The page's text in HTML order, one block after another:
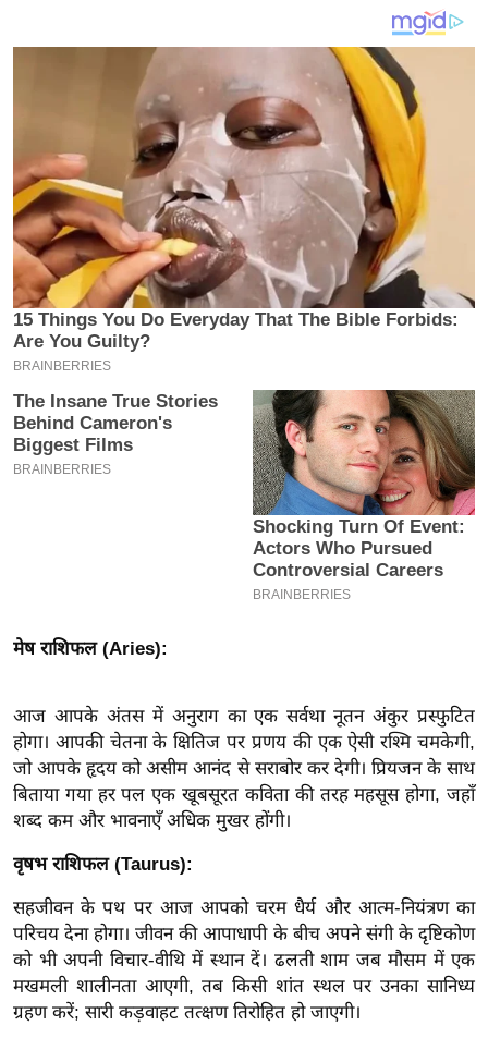
ज्ञ
ज
ट
खे
ल
क्रि
के
ट
P
L
2
म
-
पे
प
र
मि
सा
बे
मि
सा
ल
मेष राशिफल (Aries):
आज आपके अंतस में अनुराग का एक सर्वथा नूतन अंकुर प्रस्फुटित
होगा। आपकी चेतना के क्षितिज पर प्रणय की एक ऐसी रश्मि चमकेगी,
जो आपके हृदय को असीम आनंद से सराबोर कर देगी। प्रियजन के साथ
बिताया गया हर पल एक खूबसूरत कविता की तरह महसूस होगा, जहाँ
शब्द कम और भावनाएँ अधिक मुखर होंगी।
वृषभ राशिफल (Taurus):
सहजीवन के पथ पर आज आपको चरम धैर्य और आत्म-नियंत्रण का
परिचय देना होगा। जीवन की आपाधापी के बीच अपने संगी के दृष्टिकोण
को भी अपनी विचार-वीथि में स्थान दें। ढलती शाम जब मौसम में एक
मखमली शालीनता आएगी, तब किसी शांत स्थल पर उनका सानिध्य
ग्रहण करें; सारी कड़वाहट तत्क्षण तिरोहित हो जाएगी।